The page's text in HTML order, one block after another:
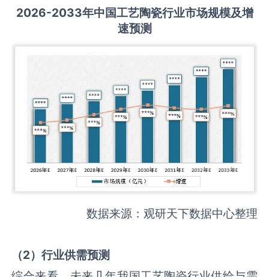
2026-2033年中国工艺陶瓷行业市场规模及增
速预测
数据来源：观研天下数据中心整理
（2）行业供需预测